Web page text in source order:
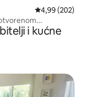
Prosječna
4,99 (202)
i kućne